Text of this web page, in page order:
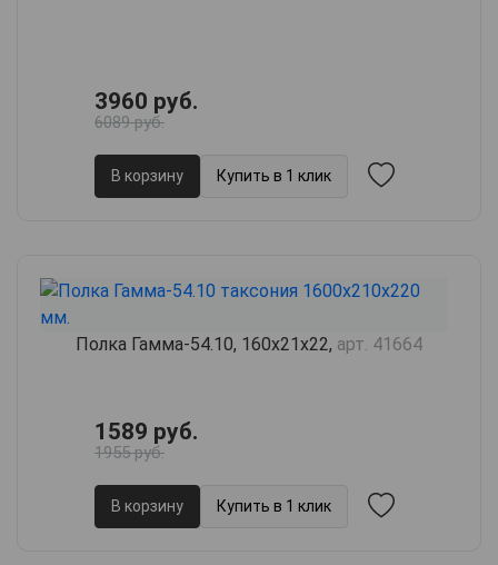
3960 руб.
6089 руб.
В корзину Купить в 1 клик
Полка Гамма-54.10, 160х21х22, арт. 41664
1589 руб.
1955 руб.
В корзину Купить в 1 клик